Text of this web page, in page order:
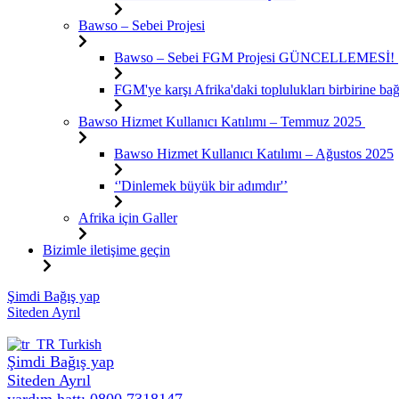
Bawso – Sebei Projesi
Bawso – Sebei FGM Projesi GÜNCELLEMESİ!
FGM'ye karşı Afrika'daki toplulukları birbirine
Bawso Hizmet Kullanıcı Katılımı – Temmuz 2025
Bawso Hizmet Kullanıcı Katılımı – Ağustos 2025
‘'Dinlemek büyük bir adımdır'’
Afrika için Galler
Bizimle iletişime geçin
İçeriğe
atla
Şimdi Bağış yap
Siteden Ayrıl
Turkish
Şimdi Bağış yap
Siteden Ayrıl